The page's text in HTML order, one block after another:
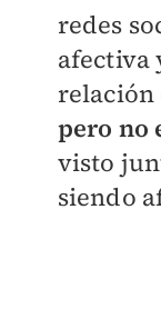
redes
afectiva
relación
pero no
visto
siendo